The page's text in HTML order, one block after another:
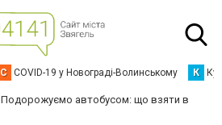
C COVID-19 у Новограді-Волинському К
Подорожуємо автобусом: що взяти в